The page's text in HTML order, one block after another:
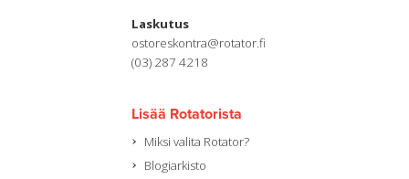
Laskutus
ostoreskontra@rotator.fi
(03) 287 4218
Lisää Rotatorista
Miksi valita Rotator?
Blogiarkisto